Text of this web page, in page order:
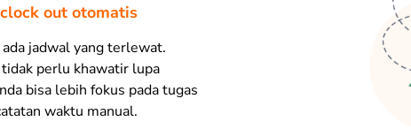
out otomatis
jadwal yang terlewat.
perlu khawatir lupa
bisa lebih fokus pada tugas
waktu manual.